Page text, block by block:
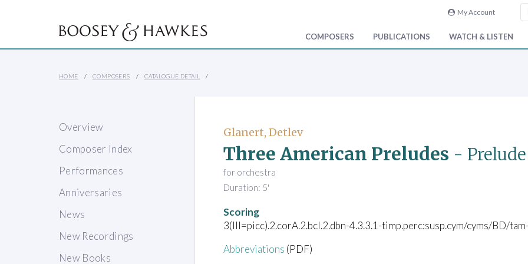
My Account
COMPOSERS PUBLICATIONS WATCH & LISTEN
HOME COMPOSERS CATALOGUE DETAIL
Overview
Composer Index
Performances
Anniversaries
News
New Recordings
New Books
Glanert, Detlev
Three American Preludes - Prelude
for orchestra
Duration: 5'
Scoring
3(III=picc).2.corA.2.bcl.2.dbn-4.3.3.1-timp.perc:susp.cym/cyms/BD/
Abbreviations (PDF)